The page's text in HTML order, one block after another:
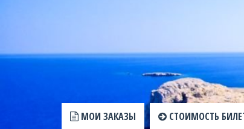
МОИ ЗАКАЗЫ СТОИМОСТЬ